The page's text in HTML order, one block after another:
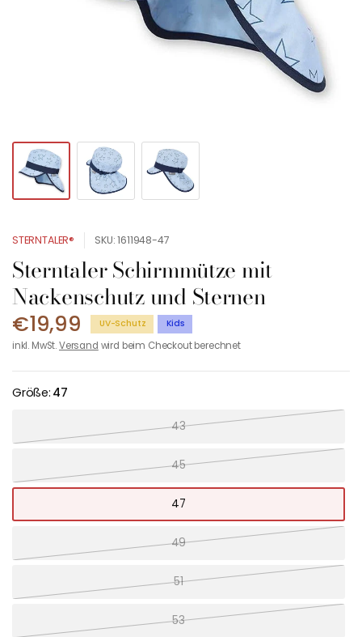
STERNTALER® SKU: 1611948-47
Sterntaler Schirmmütze mit
Nackenschutz und Sternen
€19,99 UV-Schutz Kids
inkl. MwSt.Versand wird beim Checkout berechnet
Größe: 47
43
45
47
49
51
53